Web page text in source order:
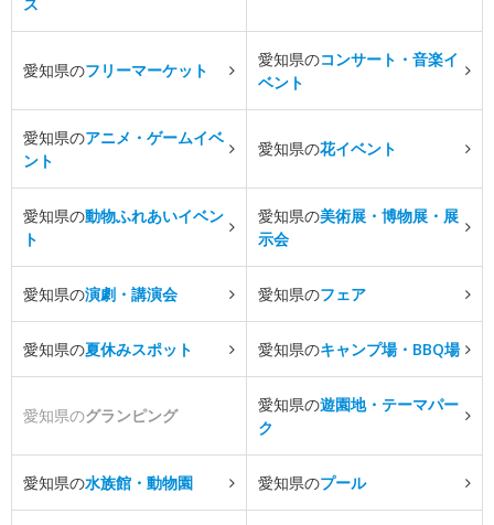
愛知県のフリーマーケット
愛知県のコンサート・音楽イ
ベント
愛知県のアニメ・ゲームイベ
ント
愛知県の花イベント
愛知県の動物ふれあいイベン
ト
愛知県の美術展・博物展・展
示会
愛知県の演劇・講演会 愛知県のフェア
愛知県の夏休みスポット 愛知県のキャンプ場・BBQ場
愛知県のグランピング
愛知県の遊園地・テーマパー
ク
愛知県の水族館・動物園 愛知県のプール